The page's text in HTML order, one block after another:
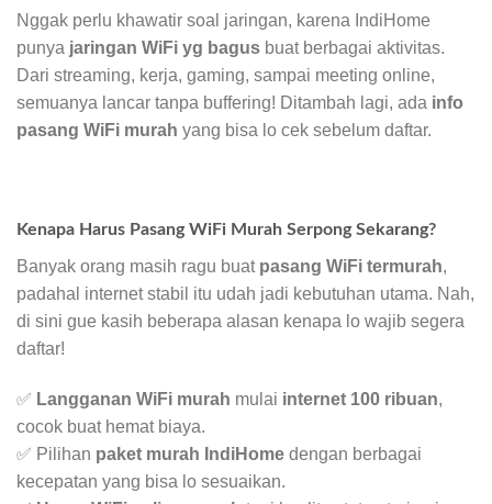
Nggak perlu khawatir soal jaringan, karena IndiHome
punya jaringan WiFi yg bagus buat berbagai aktivitas.
Dari streaming, kerja, gaming, sampai meeting online,
semuanya lancar tanpa buffering! Ditambah lagi, ada info
pasang WiFi murah yang bisa lo cek sebelum daftar.
Kenapa Harus Pasang WiFi Murah Serpong Sekarang?
Banyak orang masih ragu buat pasang WiFi termurah,
padahal internet stabil itu udah jadi kebutuhan utama. Nah,
di sini gue kasih beberapa alasan kenapa lo wajib segera
daftar!
✅ Langganan WiFi murah mulai internet 100 ribuan,
cocok buat hemat biaya.
✅ Pilihan paket murah IndiHome dengan berbagai
kecepatan yang bisa lo sesuaikan.